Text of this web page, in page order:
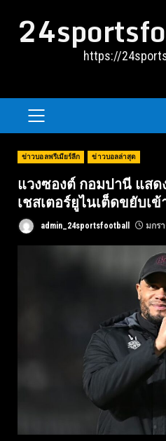
https://
PRIMARY
ข่าวบอลพรีเมียร์ลีก ข่าวบอลล่าสุด
แวงซองต์ กอมปานี แส
เชสเตอร์ยูไนเต็ดขยับเข้
admin_24sportsfootball มกรา